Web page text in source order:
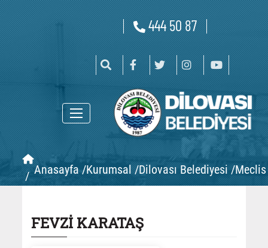
444 50 87
/Anasayfa /Kurumsal /Dilovası Belediyesi /
FEVZİ KARATAŞ